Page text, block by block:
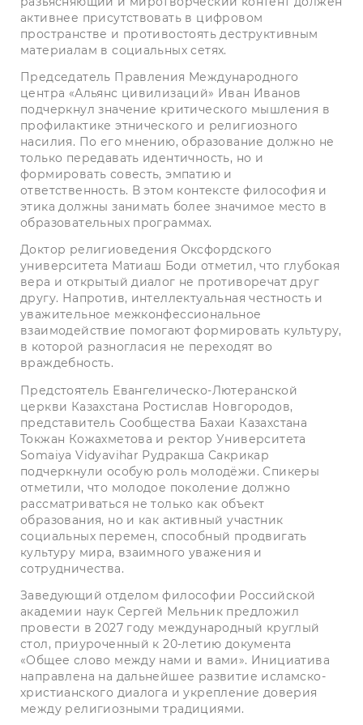
активнее присутствовать в цифровом
пространстве и противостоять деструктивным
материалам в социальных сетях.
Председатель Правления Международного
центра «Альянс цивилизаций» Иван Иванов
подчеркнул значение критического мышления в
профилактике этнического и религиозного
насилия. По его мнению, образование должно не
только передавать идентичность, но и
формировать совесть, эмпатию и
ответственность. В этом контексте философия и
этика должны занимать более значимое место в
образовательных программах.
Доктор религиоведения Оксфордского
университета Матиаш Боди отметил, что глубокая
вера и открытый диалог не противоречат друг
другу. Напротив, интеллектуальная честность и
уважительное межконфессиональное
взаимодействие помогают формировать культуру,
в которой разногласия не переходят во
враждебность.
Предстоятель Евангелическо-Лютеранской
церкви Казахстана Ростислав Новгородов,
представитель Сообщества Бахаи Казахстана
Токжан Кожахметова и ректор Университета
Somaiya Vidyavihar Рудракша Сакрикар
подчеркнули особую роль молодёжи. Спикеры
отметили, что молодое поколение должно
рассматриваться не только как объект
образования, но и как активный участник
социальных перемен, способный продвигать
культуру мира, взаимного уважения и
сотрудничества.
Заведующий отделом философии Российской
академии наук Сергей Мельник предложил
провести в 2027 году международный круглый
стол, приуроченный к 20-летию документа
«Общее слово между нами и вами». Инициатива
направлена на дальнейшее развитие исламско-
христианского диалога и укрепление доверия
между религиозными традициями.